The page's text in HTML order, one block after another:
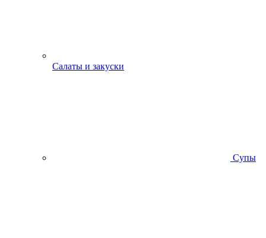
Салаты и закуски
Супы